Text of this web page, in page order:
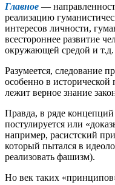
Главное —
реализацию
интересов личности,
всестороннее развитие
окружающей средой и т.д.
Разумеется, следование
особенно в исторической
лежит верное знание
Правда, в ряде
постулируется или
например, расистский
который пытался в
реализовать фашизм).
Но век таких